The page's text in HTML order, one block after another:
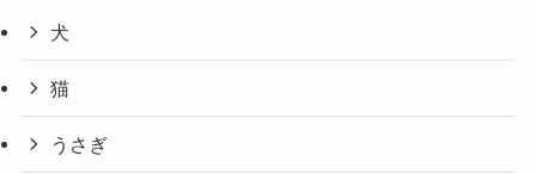
犬
猫
うさぎ